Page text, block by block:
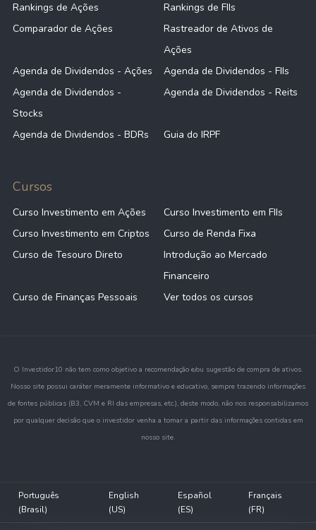
Rankings de Ações
Rankings de FIIs
Comparador de Ações
Rastreador de Ativos de
Ações
Agenda de Dividendos - Ações
Agenda de Dividendos - FIIs
Agenda de Dividendos -
Stocks
Agenda de Dividendos - Reits
Agenda de Dividendos - BDRs Guia do IRPF
Cursos
Curso Investimento em Ações
Curso Investimento em FIIs
Curso Investimento em Criptos
Curso de Renda Fixa
Curso de Tesouro Direto
Introdução ao Mercado
Financeiro
Curso de Finanças Pessoais
Ver todos os cursos
O Investidor10 não tem como objetivo a recomendação e/ou sugestão de compra de ativos.
Nosso site possui caráter meramente informativo e educativo, sempre trazendo informações
de fontes públicas (B3, CVM e RI das empresas, etc.), deste modo, não nos responsabilizamos
por qualquer decisão que o investidor venha a tomar a partir das informações contidas em
nosso site.
Português
(Brasil)
English
(US)
Español
(ES)
Français
(FR)